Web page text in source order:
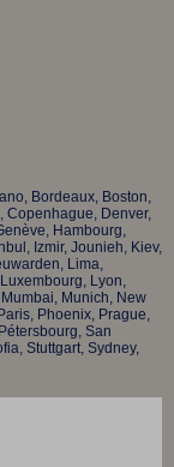
Bordeaux, Boston,
Copenhague, Denver,
Hambourg,
Izmir, Jounieh, Kiev,
Lima,
Lyon,
Munich, New
Phoenix, Prague,
San
Stuttgart, Sydney,